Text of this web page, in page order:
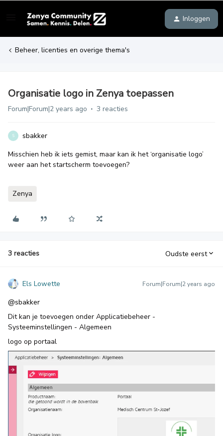
Inloggen
Beheer, licenties en overige thema's
Organisatie logo in Zenya toepassen
Forum|Forum|2 years ago 3 reacties
S
sbakker
Misschien heb ik iets gemist, maar kan ik het ‘organisatie logo’
weer aan het startscherm toevoegen?
Zenya
3 reacties Oudste eerst
Els Lowette Forum|Forum|2 years ago
@sbakker
Dit kan je toevoegen onder Applicatiebeheer -
Systeeminstellingen - Algemeen
logo op portaal